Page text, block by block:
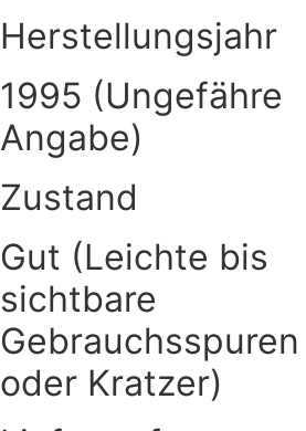
Herstellungsjahr
1995 (Ungefähre
Angabe)
Zustand
Gut (Leichte bis
sichtbare
Gebrauchsspuren
oder Kratzer)